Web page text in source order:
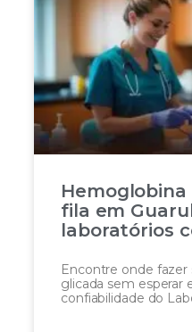
fila em
laboratórios
Encontre onde
glicada sem esperar
confiabilidade do